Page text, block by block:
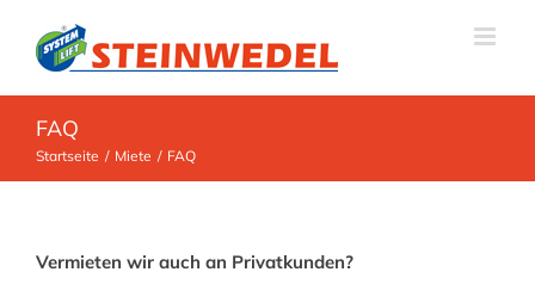
Inhalt
springen
FAQ
Startseite Miete FAQ
Vermieten wir auch an Privatkunden?